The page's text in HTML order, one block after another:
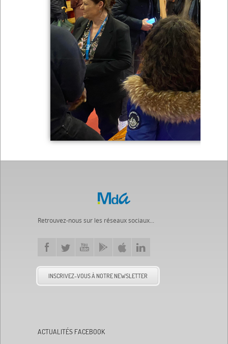
Retrouvez-nous sur les réseaux sociaux...
INSCRIVEZ-VOUS À NOTRE NEWSLETTER
ACTUALITÉS FACEBOOK